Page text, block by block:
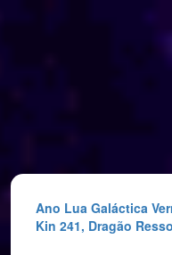
Ano Lua Galáctica
Kin 241, Dragão